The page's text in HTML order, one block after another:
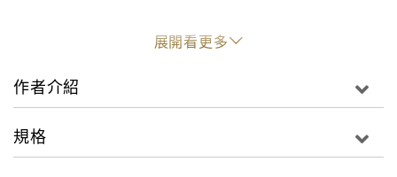
◎實境會話，互動場景更真實
通過類比真實的對話，瞭解對話的時機與互動的情況。
◎實用句，輕鬆面對不同話題
展開看更多
作者介紹
規格